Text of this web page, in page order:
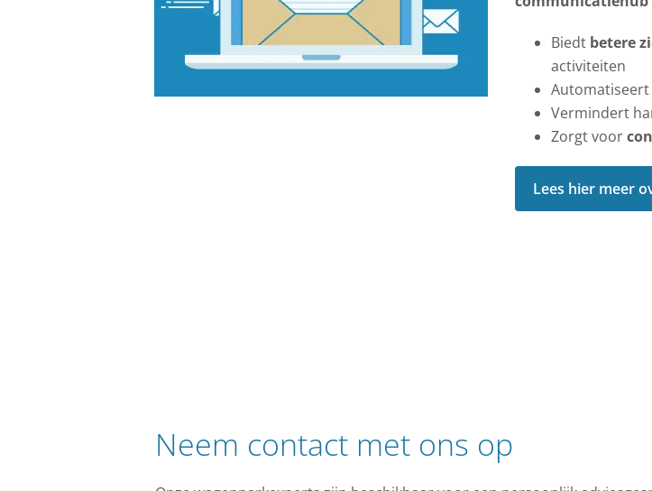
Biedt betere
activiteiten
Vermindert
Zorgt voor
Lees hier meer
Neem contact met ons op